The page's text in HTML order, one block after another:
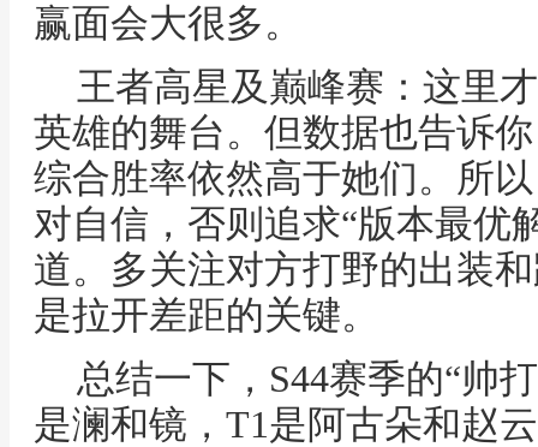
赢面会大很多。
王者高星及巅峰赛：这里
英雄的舞台。但数据也告诉
综合胜率依然高于她们。所
对自信，否则追求“版本最优
道。多关注对方打野的出装
是拉开差距的关键。
总结一下，S44赛季的“帅
是澜和镜，T1是阿古朵和赵